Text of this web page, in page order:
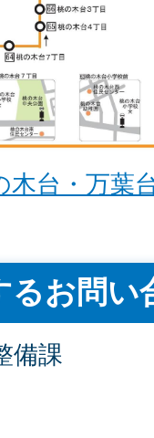
台・万葉
るお問い
備課